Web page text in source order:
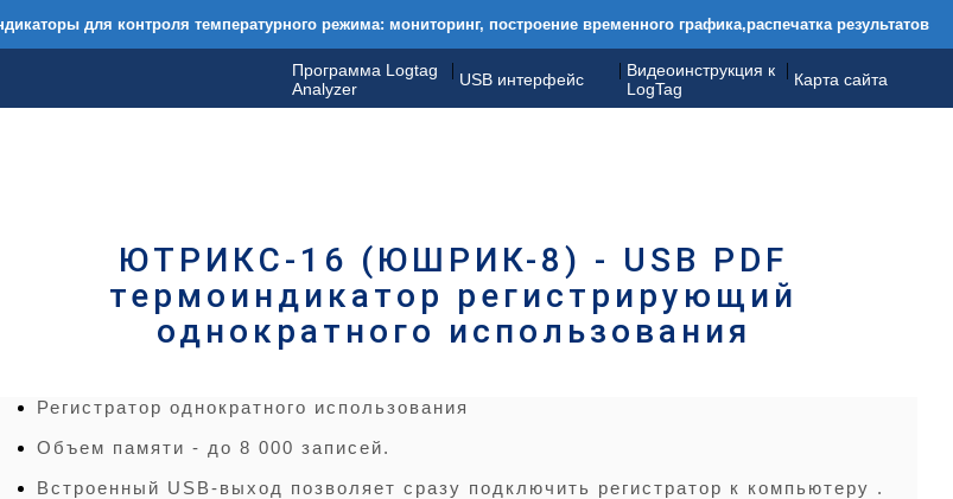
для контроля температурного режима: мониторинг, построение временного графика,распечатка результатов
Программа Logtag
Analyzer
| USB интерфейс | Видеоинструкция к
LogTag
| Карта сайта
ЮТРИКС-16 (ЮШРИК-8) - USB PDF
термоиндикатор регистрирующий
однократного использования
Регистратор однократного использования
Объем памяти - до 8 000 записей.
Встроенный USB-выход позволяет сразу подключить регистратор к компьютеру .